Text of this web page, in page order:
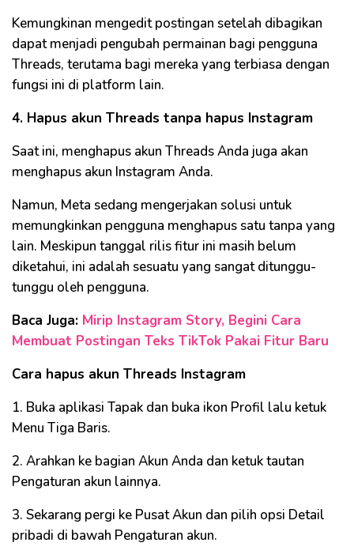
Kemungkinan mengedit postingan setelah dibagikan
dapat menjadi pengubah permainan bagi pengguna
Threads, terutama bagi mereka yang terbiasa dengan
fungsi ini di platform lain.
4. Hapus akun Threads tanpa hapus Instagram
Saat ini, menghapus akun Threads Anda juga akan
menghapus akun Instagram Anda.
Namun, Meta sedang mengerjakan solusi untuk
memungkinkan pengguna menghapus satu tanpa yang
lain. Meskipun tanggal rilis fitur ini masih belum
diketahui, ini adalah sesuatu yang sangat ditunggu-
tunggu oleh pengguna.
Baca Juga: Mirip Instagram Story, Begini Cara
Membuat Postingan Teks TikTok Pakai Fitur Baru
Cara hapus akun Threads Instagram
1. Buka aplikasi Tapak dan buka ikon Profil lalu ketuk
Menu Tiga Baris.
2. Arahkan ke bagian Akun Anda dan ketuk tautan
Pengaturan akun lainnya.
3. Sekarang pergi ke Pusat Akun dan pilih opsi Detail
pribadi di bawah Pengaturan akun.